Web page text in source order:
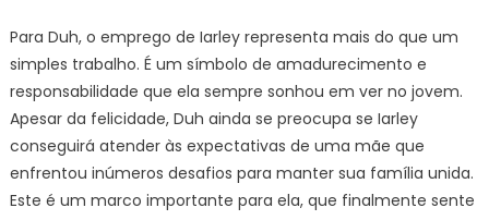
Para Duh, o emprego de Iarley representa mais do que um
simples trabalho. É um símbolo de amadurecimento e
responsabilidade que ela sempre sonhou em ver no jovem.
Apesar da felicidade, Duh ainda se preocupa se Iarley
conseguirá atender às expectativas de uma mãe que
enfrentou inúmeros desafios para manter sua família unida.
Este é um marco importante para ela, que finalmente sente